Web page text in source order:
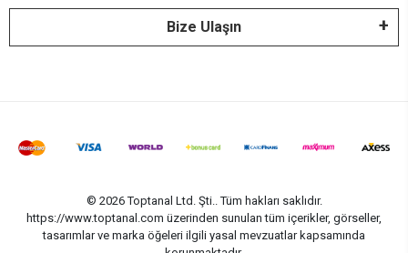
Bize Ulaşın
© 2026 Toptanal Ltd. Şti.. Tüm hakları saklıdır.
https://www.toptanal.com üzerinden sunulan tüm içerikler, görseller,
tasarımlar ve marka öğeleri ilgili yasal mevzuatlar kapsamında